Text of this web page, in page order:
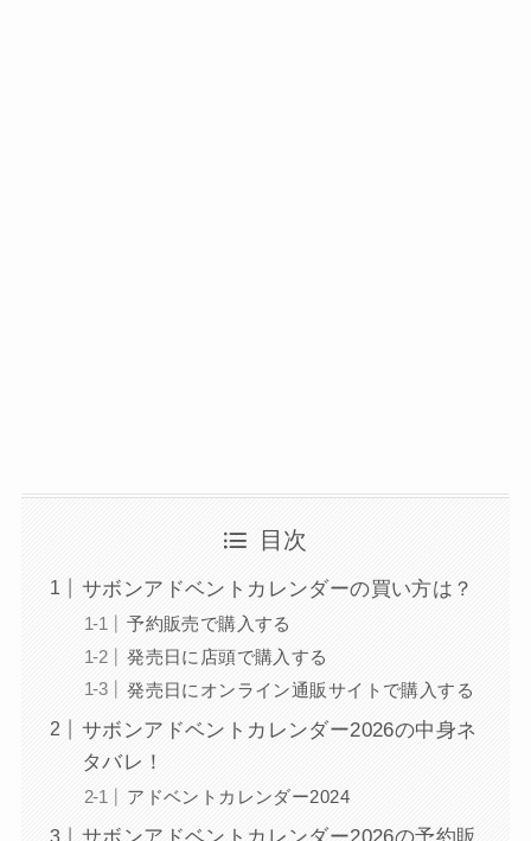
目次
サボンアドベントカレンダーの買い方は？
予約販売で購入する
発売日に店頭で購入する
発売日にオンライン通販サイトで購入する
サボンアドベントカレンダー2026の中身ネ
タバレ！
アドベントカレンダー2024